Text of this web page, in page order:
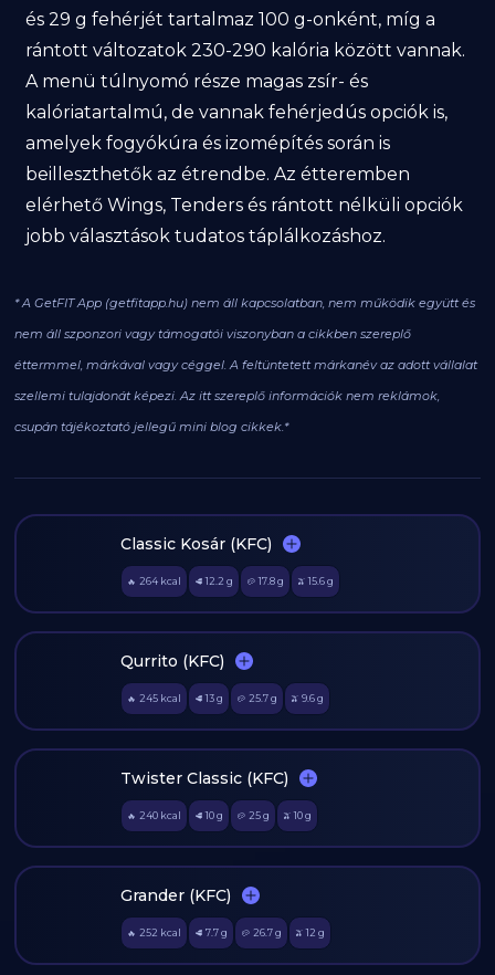
és 29 g fehérjét tartalmaz 100 g-onként, míg a
rántott változatok 230-290 kalória között vannak.
A menü túlnyomó része magas zsír- és
kalóriatartalmú, de vannak fehérjedús opciók is,
amelyek fogyókúra és izomépítés során is
beilleszthetők az étrendbe. Az étteremben
elérhető Wings, Tenders és rántott nélküli opciók
jobb választások tudatos táplálkozáshoz.
* A GetFIT App (getfitapp.hu) nem áll kapcsolatban, nem működik együtt és
nem áll szponzori vagy támogatói viszonyban a cikkben szereplő
éttermmel, márkával vagy céggel. A feltüntetett márkanév az adott vállalat
szellemi tulajdonát képezi. Az itt szereplő információk nem reklámok,
csupán tájékoztató jellegű mini blog cikkek.*
Classic Kosár (KFC)
🔥 264 kcal 🥩 12.2 g 🥔 17.8g 🫒 15.6 g
Qurrito (KFC)
🔥 245 kcal 🥩 13 g 🥔 25.7g 🫒 9.6 g
Twister Classic (KFC)
🔥 240 kcal 🥩 10 g 🥔 25g 🫒 10 g
Grander (KFC)
🔥 252 kcal 🥩 7.7 g 🥔 26.7g 🫒 12 g